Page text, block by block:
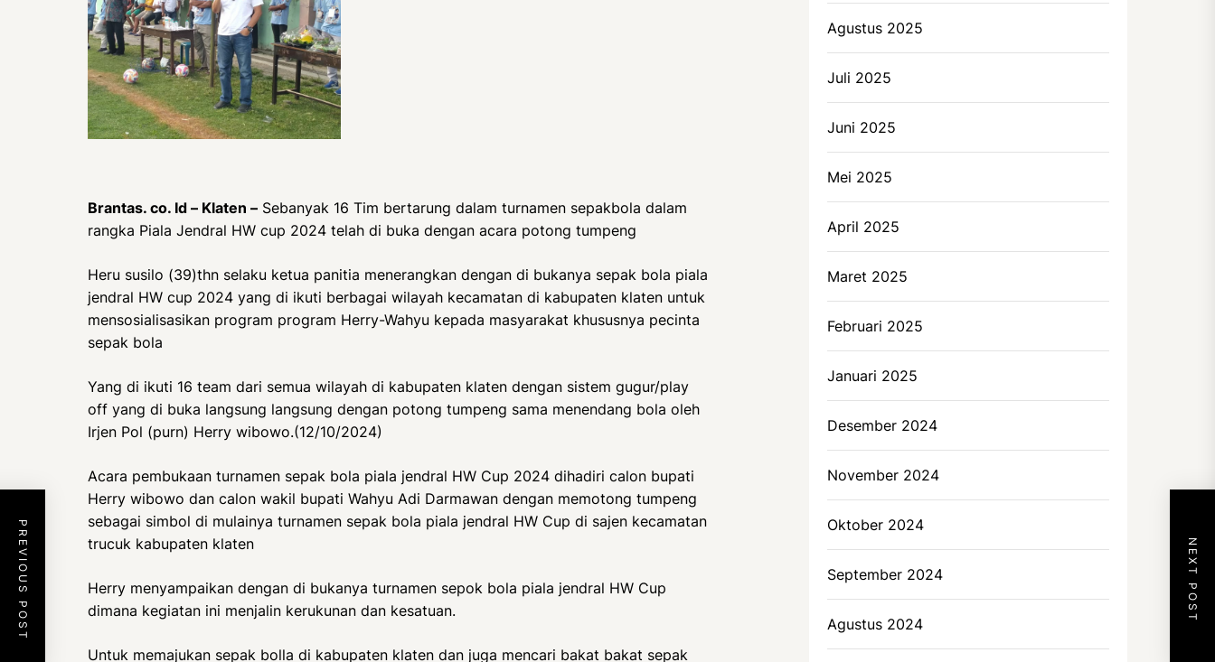
Brantas. co. Id – Klaten – Sebanyak 16 Tim bertarung dalam turnamen sepakbola dalam
rangka Piala Jendral HW cup 2024 telah di buka dengan acara potong tumpeng
Heru susilo (39)thn selaku ketua panitia menerangkan dengan di bukanya sepak bola piala
jendral HW cup 2024 yang di ikuti berbagai wilayah kecamatan di kabupaten klaten untuk
mensosialisasikan program program Herry-Wahyu kepada masyarakat khususnya pecinta
sepak bola
Yang di ikuti 16 team dari semua wilayah di kabupaten klaten dengan sistem gugur/play
off yang di buka langsung langsung dengan potong tumpeng sama menendang bola oleh
Irjen Pol (purn) Herry wibowo.(12/10/2024)
Acara pembukaan turnamen sepak bola piala jendral HW Cup 2024 dihadiri calon bupati
Herry wibowo dan calon wakil bupati Wahyu Adi Darmawan dengan memotong tumpeng
sebagai simbol di mulainya turnamen sepak bola piala jendral HW Cup di sajen kecamatan
trucuk kabupaten klaten
Herry menyampaikan dengan di bukanya turnamen sepok bola piala jendral HW Cup
dimana kegiatan ini menjalin kerukunan dan kesatuan.
Untuk memajukan sepak bolla di kabupaten klaten dan juga mencari bakat bakat sepak
PREVIOUS POST NEXT POST
Agustus 2025
Juli 2025
Juni 2025
Mei 2025
April 2025
Maret 2025
Februari 2025
Januari 2025
Desember 2024
November 2024
Oktober 2024
September 2024
Agustus 2024